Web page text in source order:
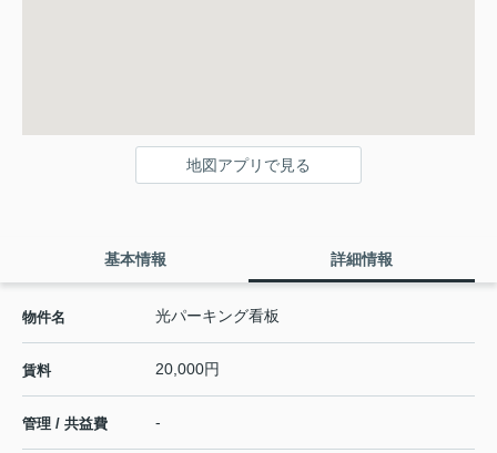
地図アプリで見る
基本情報 詳細情報
物件名 光パーキング看板
賃料 20,000円
管理 / 共益費 -